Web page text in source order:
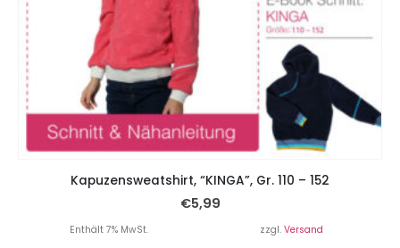
Kapuzensweatshirt, “KINGA”, Gr. 110 – 152
€5,99
Enthält 7% MwSt. zzgl. Versand